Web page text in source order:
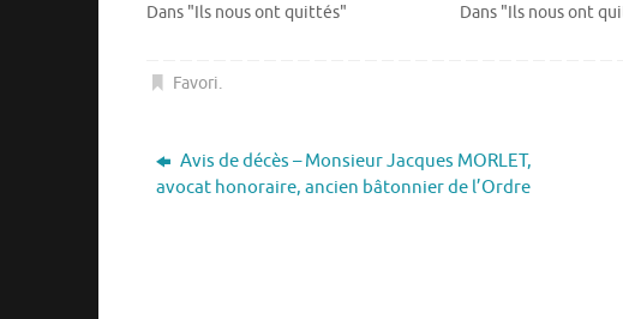
Dans "Ils nous ont quittés"
Dans "Ils nous ont
Favori.
Avis de décès – Monsieur Jacques MORLET,
avocat honoraire, ancien bâtonnier de l’Ordre